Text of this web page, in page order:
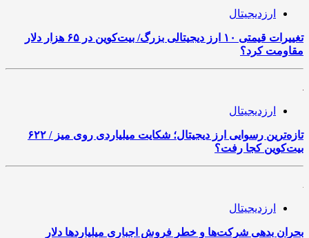
ارزدیجیتال
تغییرات قیمتی ۱۰ ارز دیجیتالی بزرگ/ بیت‌کوین در ۶۵ هزار دلار
مقاومت کرد؟
ارزدیجیتال
تازه‌ترین رسوایی ارز دیجیتال؛ شکایت میلیاردی روی میز / ۶۲۲
بیت‌کوین کجا رفت؟
ارزدیجیتال
بحران بدهی شرکت‌ها و خطر فروش اجباری میلیاردها دلار